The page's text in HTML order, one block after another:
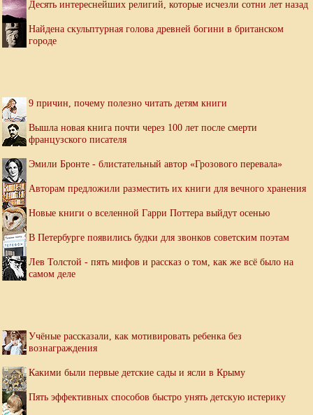
Десять интереснейших религий, которые исчезли сотни лет назад
Найдена скульптурная голова древней богини в британском
городе
9 причин, почему полезно читать детям книги
Вышла новая книга почти через 100 лет после смерти
французского писателя
Эмили Бронте - блистательный автор «Грозового перевала»
Авторам предложили разместить их книги для вечного хранения
Новые книги о вселенной Гарри Поттера выйдут осенью
В Петербурге появились будки для звонков советским поэтам
Лев Толстой - пять мифов и рассказ о том, как же всё было на
самом деле
Учёные рассказали, как мотивировать ребенка без
вознаграждения
Какими были первые детские сады и ясли в Крыму
Пять эффективных способов быстро унять детскую истерику